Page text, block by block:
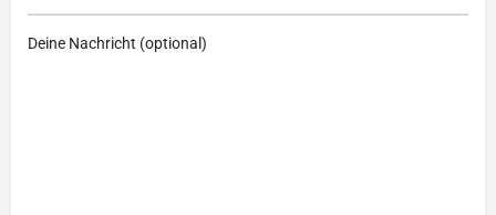
Deine Nachricht (optional)